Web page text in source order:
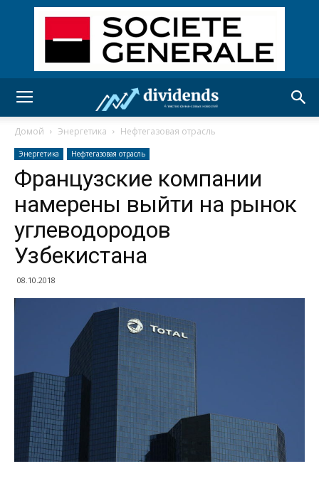
Домой Энергетика Нефтегазовая отрасль
Энергетика Нефтегазовая отрасль
Французские компании
намерены выйти на рынок
углеводородов
Узбекистана
08.10.2018